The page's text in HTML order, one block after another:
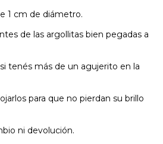
1 cm de diámetro.
de las argollitas bien pegadas a
tenés más de un agujerito en la
para que no pierdan su brillo
ni devolución.